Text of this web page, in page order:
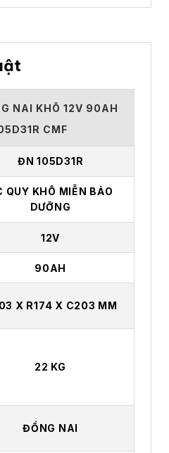
NAI KHÔ 12V 90AH
CMF
ĐN 105D31R
QUY KHÔ MIỄN BẢO
DƯỠNG
12V
90AH
X R174 X C203 MM
22 KG
ĐỒNG NAI